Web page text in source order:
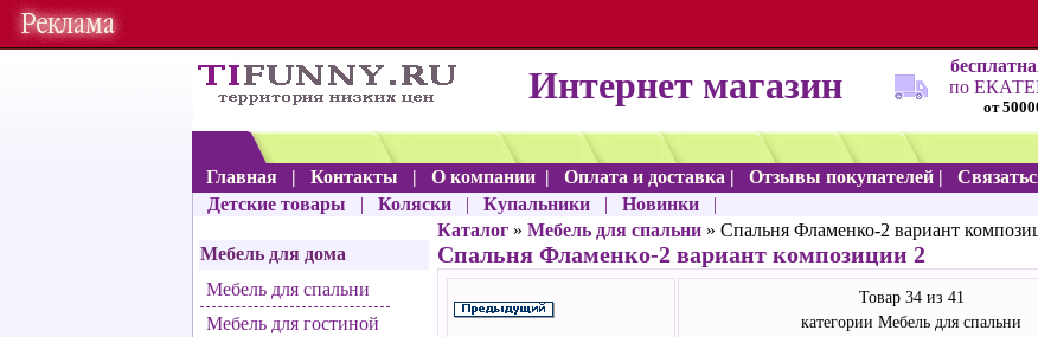
Интернет магазин
по
от
Главная
| Контакты | О компании | Оплата и доставка | Отзывы покупателей |
Детские товары
| Коляски | Купальники | Новинки |
Мебель для дома
Мебель для спальни
Мебель для гостиной
Каталог » Мебель для спальни » Спальня Фламенко-2 вариант
Спальня Фламенко-2 вариант композиции 2
Товар 34 из 41
категории Мебель для спальни